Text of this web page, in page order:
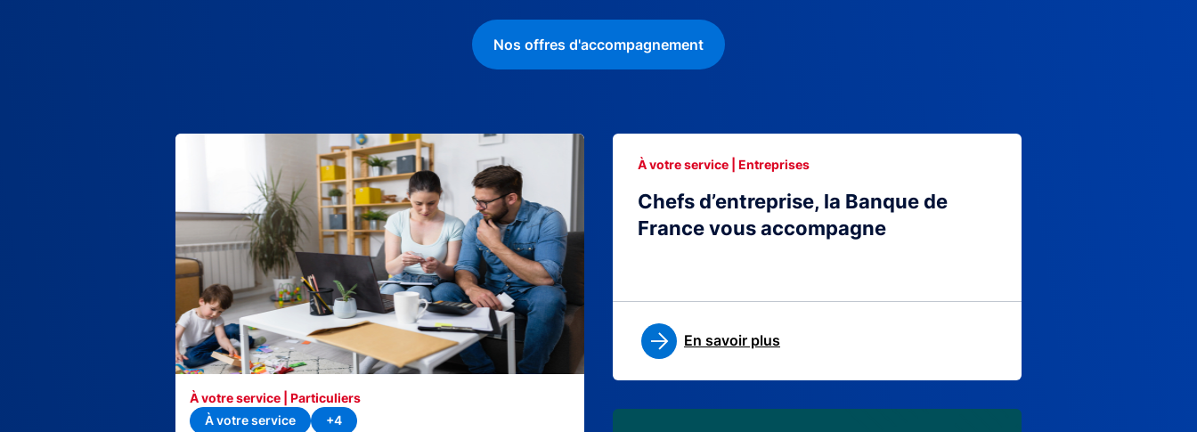
Nos offres d'accompagnement
À votre service | Particuliers
À votre service
+4
Chefs d’entreprise, la Banque de
France vous accompagne
À votre service | Entreprises
En savoir plus